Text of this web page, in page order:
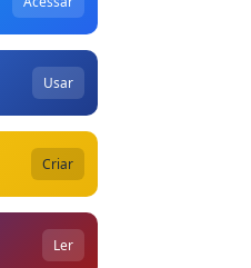
Usar
Criar
Ler